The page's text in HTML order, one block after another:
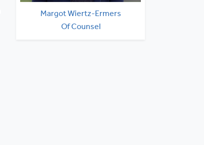
Margot Wiertz-Ermers
Of Counsel